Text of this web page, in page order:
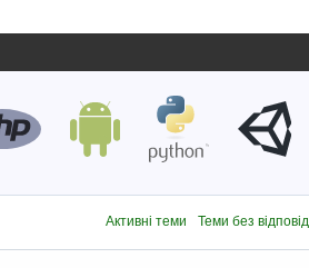
Активні теми Теми без